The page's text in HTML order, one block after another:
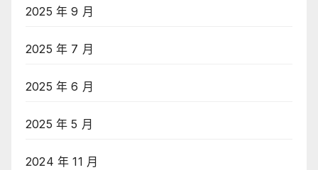
2025 年 9 月
2025 年 7 月
2025 年 6 月
2025 年 5 月
2024 年 11 月